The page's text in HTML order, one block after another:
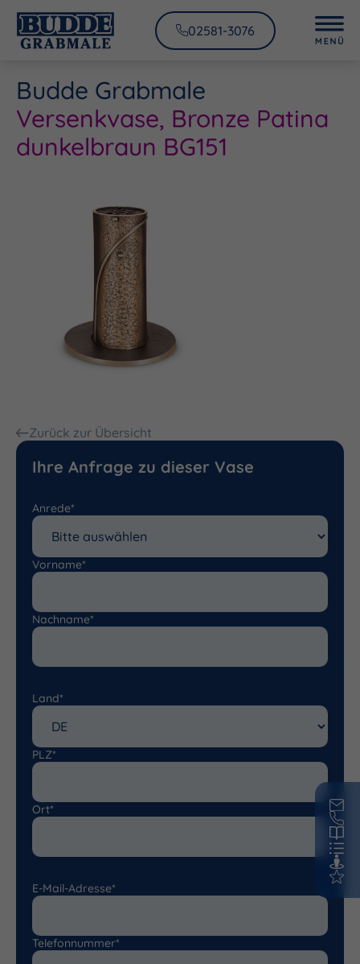
02581-3076
Budde Grabmale
Versenkvase, Bronze Patina
dunkelbraun BG151
Zurück zur Übersicht
Ihre Anfrage zu dieser Vase
Anrede*
Vorname*
Nachname*
Land*
PLZ*
Ort*
E-Mail-Adresse*
Telefonnummer*